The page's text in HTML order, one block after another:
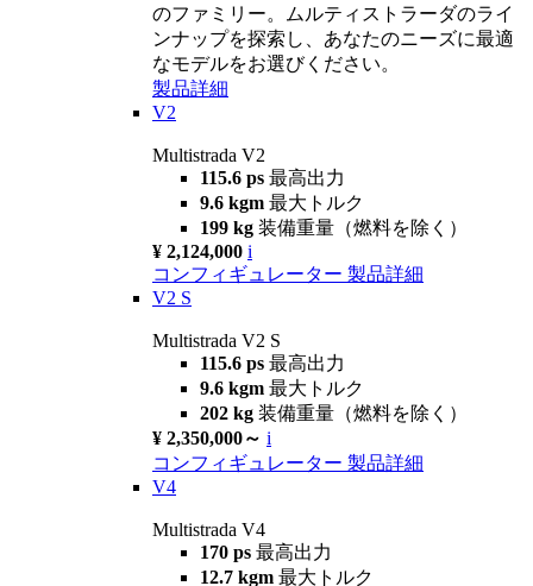
のファミリー。ムルティストラーダのライ
ンナップを探索し、あなたのニーズに最適
なモデルをお選びください。
製品詳細
V2
Multistrada V2
115.6 ps 最高出力
9.6 kgm 最大トルク
199 kg 装備重量（燃料を除く）
¥ 2,124,000 i
コンフィギュレーター 製品詳細
V2 S
Multistrada V2 S
115.6 ps 最高出力
9.6 kgm 最大トルク
202 kg 装備重量（燃料を除く）
¥ 2,350,000～ i
コンフィギュレーター 製品詳細
V4
Multistrada V4
170 ps 最高出力
12.7 kgm 最大トルク